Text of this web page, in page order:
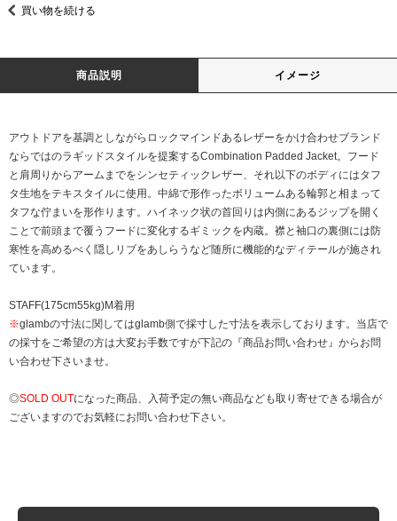
買い物を続ける
商品説明 イメージ
アウトドアを基調としながらロックマインドあるレザーをかけ合わせブランド
ならではのラギッドスタイルを提案するCombination Padded Jacket。フード
と肩周りからアームまでをシンセティックレザー、それ以下のボディにはタフ
タ生地をテキスタイルに使用。中綿で形作ったボリュームある輪郭と相まって
タフな佇まいを形作ります。ハイネック状の首回りは内側にあるジップを開く
ことで前頭まで覆うフードに変化するギミックを内蔵。襟と袖口の裏側には防
寒性を高めるべく隠しリブをあしらうなど随所に機能的なディテールが施され
ています。
STAFF(175cm55kg)M着用
※glambの寸法に関してはglamb側で採寸した寸法を表示しております。当店で
の採寸をご希望の方は大変お手数ですが下記の『商品お問い合わせ』からお問
い合わせ下さいませ。
◎SOLD OUTになった商品、入荷予定の無い商品なども取り寄せできる場合が
ございますのでお気軽にお問い合わせ下さい。